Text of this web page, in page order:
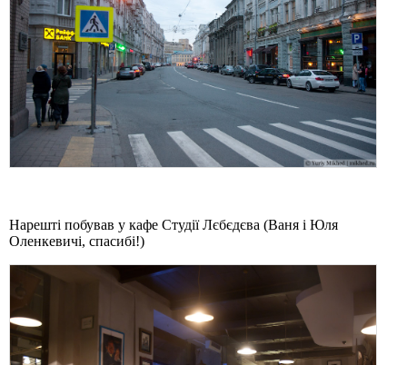
Нарешті побував у кафе Студії Лєбєдєва (Ваня і Юля
Оленкевичі, спасибі!)